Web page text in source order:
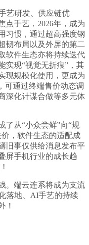
研发、供应链优
点手艺，2026年，成为
习惯，通过超高强度钢
韧布局以及外屏的第二
软件生态亦将持续迭代
实现“视觉无折痕”，其
现规模化使用，更成为
可通过终端售价动态调
深化计谋合做等多元体
从“小众尝鲜”向“规
，软件生态的适配成
旧事仅供给消息发布平
屏手机行业的成长趋
端云连系将成为支流
落地、AI手艺的持续
！